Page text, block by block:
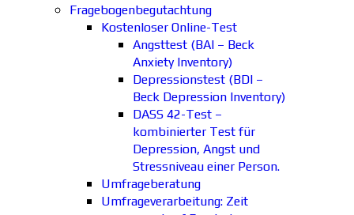
Fragebogenbegutachtung
Kostenloser Online-Test
Angsttest (BAI – Beck
Anxiety Inventory)
Depressionstest (BDI –
Beck Depression Inventory)
DASS 42-Test –
kombinierter Test für
Depression, Angst und
Stressniveau einer Person.
Umfrageberatung
Umfrageverarbeitung: Zeit